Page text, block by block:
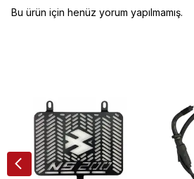
Bu ürün için henüz yorum yapılmamış.